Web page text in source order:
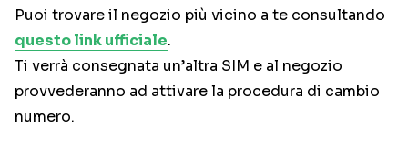
Puoi trovare il negozio più vicino a te consultando
questo link ufficiale.
Ti verrà consegnata un’altra SIM e al negozio
provvederanno ad attivare la procedura di cambio
numero.